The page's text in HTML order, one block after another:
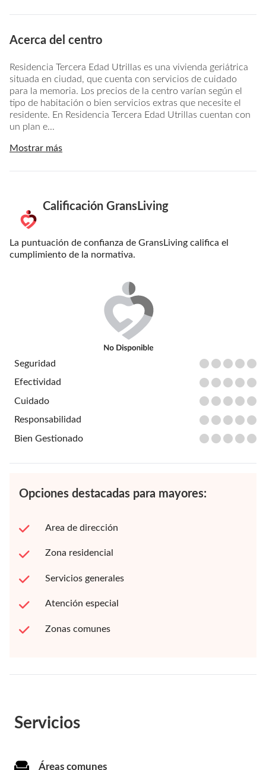
Acerca del centro
Residencia Tercera Edad Utrillas es una vivienda geriátrica
situada en ciudad, que cuenta con servicios de cuidado
para la memoria. Los precios de la centro varían según el
tipo de habitación o bien servicios extras que necesite el
residente. En Residencia Tercera Edad Utrillas cuentan con
un plan e...
Mostrar más
Calificación GransLiving
La puntuación de confianza de GransLiving califica el
cumplimiento de la normativa.
Seguridad
Efectividad
Cuidado
Responsabilidad
Bien Gestionado
Opciones destacadas para mayores:
Area de dirección
Zona residencial
Servicios generales
Atención especial
Zonas comunes
Servicios
Áreas comunes